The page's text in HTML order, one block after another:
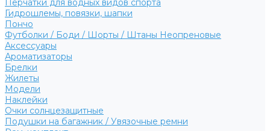
Перчатки для водных видов спорта
Гидрошлемы, повязки, шапки
Пончо
Футболки / Боди / Шорты / Штаны Неопреновые
Аксессуары
Ароматизаторы
Брелки
Жилеты
Модели
Наклейки
Очки солнцезащитные
Подушки на багажник / Увязочные ремни